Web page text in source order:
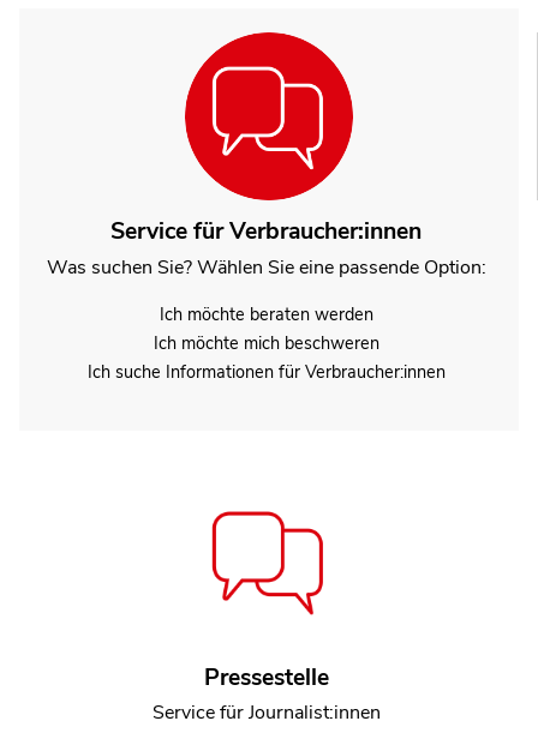
Service für Verbraucher:innen
Was suchen Sie? Wählen Sie eine passende Option:
Ich möchte beraten werden
Ich möchte mich beschweren
Ich suche Informationen für Verbraucher:innen
Pressestelle
Service für Journalist:innen
Sebastian Reiling
Referent Team Sammelklagen